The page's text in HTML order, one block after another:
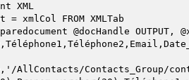
XML
= xmlCol FROM XMLTab
@docHandle OUTPUT,
AllContacts/Contacts_Group/